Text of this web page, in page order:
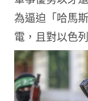
為逼迫「哈馬
電，且對以色